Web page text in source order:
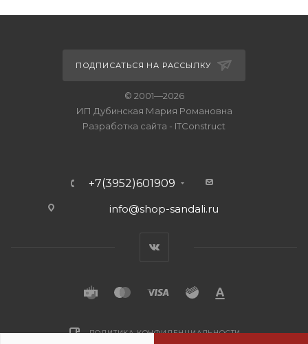
ПОДПИСАТЬСЯ НА РАССЫЛКУ
© 2001—2026
ИП Дубинская Мария Романовна
Разработка сайта - ITConstruct
+7(3952)601909
info@shop-sandali.ru
ПОЛИТИКА КОНФИДЕНЦИАЛЬНОСТИ